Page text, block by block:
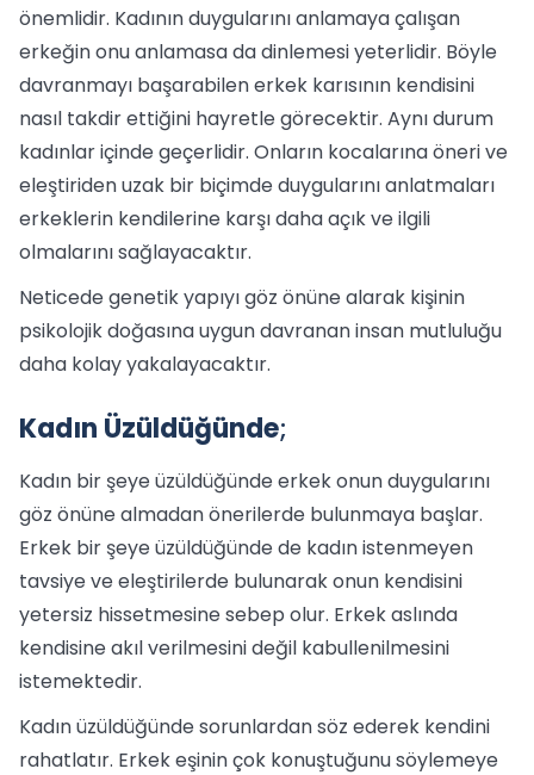
önemlidir. Kadının duygularını anlamaya çalışan
erkeğin onu anlamasa da dinlemesi yeterlidir. Böyle
davranmayı başarabilen erkek karısının kendisini
nasıl takdir ettiğini hayretle görecektir. Aynı durum
kadınlar içinde geçerlidir. Onların kocalarına öneri ve
eleştiriden uzak bir biçimde duygularını anlatmaları
erkeklerin kendilerine karşı daha açık ve ilgili
olmalarını sağlayacaktır.
Neticede genetik yapıyı göz önüne alarak kişinin
psikolojik doğasına uygun davranan insan mutluluğu
daha kolay yakalayacaktır.
Kadın Üzüldüğünde;
Kadın bir şeye üzüldüğünde erkek onun duygularını
göz önüne almadan önerilerde bulunmaya başlar.
Erkek bir şeye üzüldüğünde de kadın istenmeyen
tavsiye ve eleştirilerde bulunarak onun kendisini
yetersiz hissetmesine sebep olur. Erkek aslında
kendisine akıl verilmesini değil kabullenilmesini
istemektedir.
Kadın üzüldüğünde sorunlardan söz ederek kendini
rahatlatır. Erkek eşinin çok konuştuğunu söylemeye